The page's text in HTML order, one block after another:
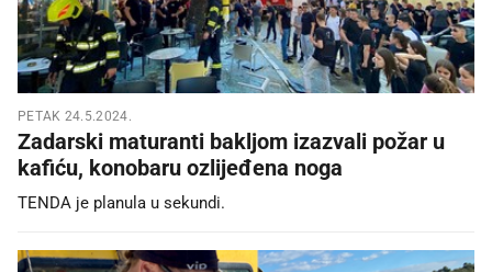
PETAK 24.5.2024.
Zadarski maturanti bakljom izazvali požar u
kafiću, konobaru ozlijeđena noga
TENDA je planula u sekundi.